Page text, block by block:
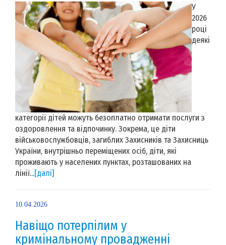
У
2026
році
деякі
категорії дітей можуть безоплатно отримати послуги з
оздоровлення та відпочинку. Зокрема, це діти
військовослужбовців, загиблих Захисників та Захисниць
України, внутрішньо переміщених осіб, діти, які
проживають у населених пунктах, розташованих на
лінії...[далі]
10.04.2026
Навіщо потерпілим у
кримінальному провадженні